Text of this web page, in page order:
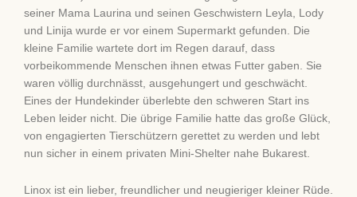
seiner Mama Laurina und seinen Geschwistern Leyla, Lody
und Linija wurde er vor einem Supermarkt gefunden. Die
kleine Familie wartete dort im Regen darauf, dass
vorbeikommende Menschen ihnen etwas Futter gaben. Sie
waren völlig durchnässt, ausgehungert und geschwächt.
Eines der Hundekinder überlebte den schweren Start ins
Leben leider nicht. Die übrige Familie hatte das große Glück,
von engagierten Tierschützern gerettet zu werden und lebt
nun sicher in einem privaten Mini-Shelter nahe Bukarest.
Linox ist ein lieber, freundlicher und neugieriger kleiner Rüde.